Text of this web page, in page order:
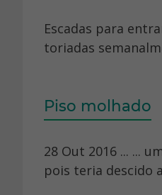
Escadas para
toriadas
Piso molhado
28 Out 2016 ... ...
pois teria descido